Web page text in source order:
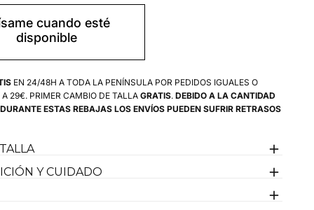
para
Camperos
Mujer
Fina
cuando esté
disponible
EN 24/48H A TODA LA PENÍNSULA POR PEDIDOS IGUALES O
A 29€. PRIMER CAMBIO DE TALLAGRATIS.DEBIDO A LA CANTIDAD
ESTAS REBAJAS LOS ENVÍOS PUEDEN SUFRIR RETRASOS
Y CUIDADO